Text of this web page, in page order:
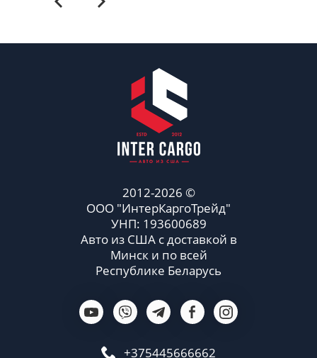
2012-2026 ©
ООО "ИнтерКаргоТрейд"
УНП: 193600689
Авто из США с доставкой в
Минск и по всей
Республике Беларусь
+375445666662